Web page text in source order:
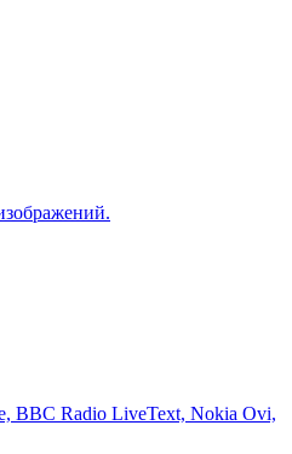
BBC Radio LiveText, Nokia Ovi,